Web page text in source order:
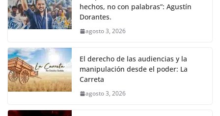
hechos, no con palabras”: Agustín
Dorantes.
agosto 3, 2026
El derecho de las audiencias y la
manipulación desde el poder: La
Carreta
agosto 3, 2026